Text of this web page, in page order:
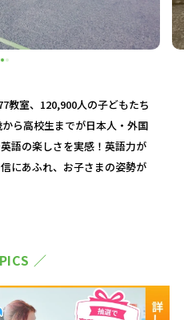
教室、120,900人の子どもたち
ら高校生までが日本人・外国
語の楽しさを実感！英語力が
にあふれ、お子さまの姿勢が
／